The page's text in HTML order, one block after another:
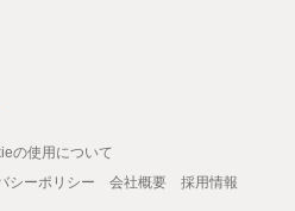
の使用について
シーポリシー 会社概要
採用情報